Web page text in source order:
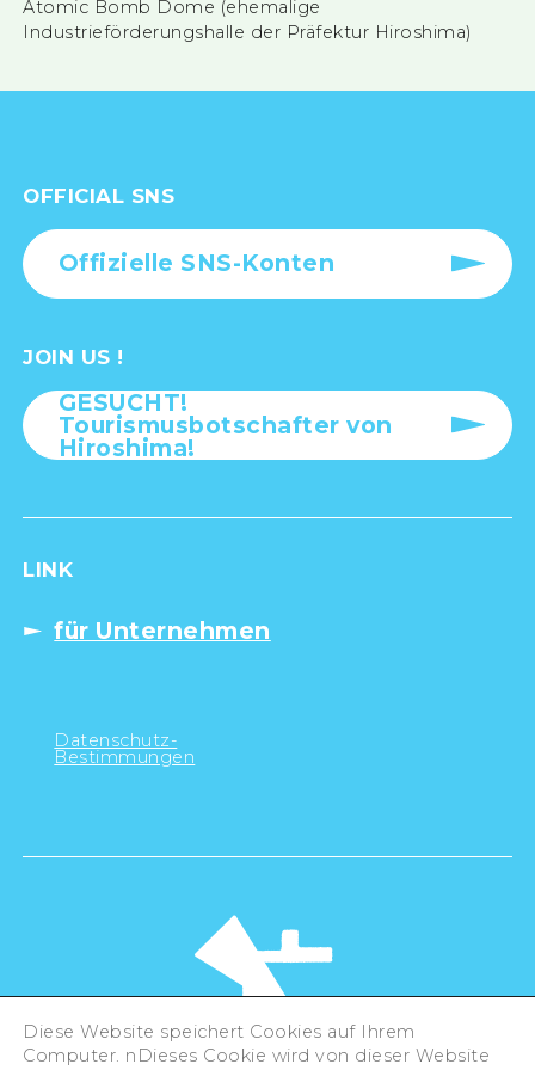
Atomic Bomb Dome (ehemalige
Industrieförderungshalle der Präfektur Hiroshima)
OFFICIAL SNS
Offizielle SNS-Konten
JOIN US !
GESUCHT!
Tourismusbotschafter von
Hiroshima!
LINK
für Unternehmen
Datenschutz-
Bestimmungen
Diese Website speichert Cookies auf Ihrem
Computer. nDieses Cookie wird von dieser Website